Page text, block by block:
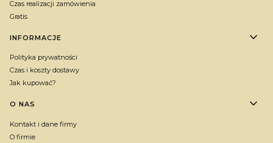
Czas realizacji zamówienia
Gratis
INFORMACJE
Polityka prywatności
Czas i koszty dostawy
Jak kupować?
O NAS
Kontakt i dane firmy
O firmie